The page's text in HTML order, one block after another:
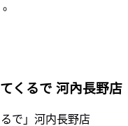
くるで 河內長野店
で」河内長野店